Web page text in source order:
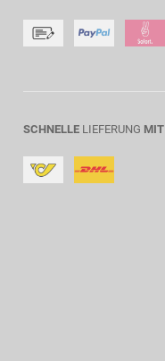
SCHNELLE LIEFERUNG MIT